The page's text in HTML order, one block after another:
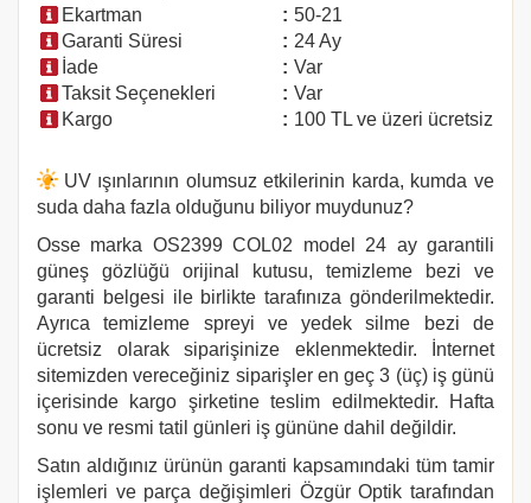
Ekartman
: 50-21
Garanti Süresi
: 24 Ay
İade
: Var
Taksit Seçenekleri
: Var
Kargo
: 100 TL ve üzeri ücretsiz
UV ışınlarının olumsuz etkilerinin karda, kumda ve
suda daha fazla olduğunu biliyor muydunuz?
Osse marka OS2399 COL02 model 24 ay garantili
güneş gözlüğü orijinal kutusu, temizleme bezi ve
garanti belgesi ile birlikte tarafınıza gönderilmektedir.
Ayrıca temizleme spreyi ve yedek silme bezi de
ücretsiz olarak siparişinize eklenmektedir. İnternet
sitemizden vereceğiniz siparişler en geç 3 (üç) iş günü
içerisinde kargo şirketine teslim edilmektedir. Hafta
sonu ve resmi tatil günleri iş gününe dahil değildir.
Satın aldığınız ürünün garanti kapsamındaki tüm tamir
işlemleri ve parça değişimleri Özgür Optik tarafından